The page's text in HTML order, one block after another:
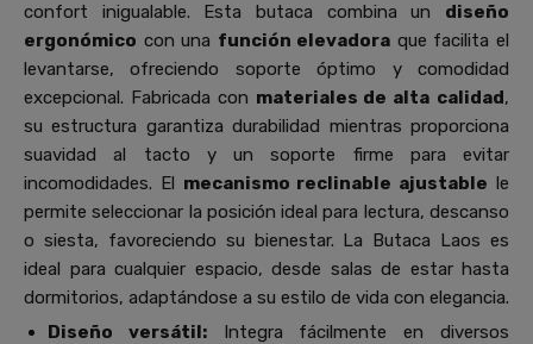
confort inigualable. Esta butaca combina un diseño
ergonómico con una función elevadora que facilita el
levantarse, ofreciendo soporte óptimo y comodidad
excepcional. Fabricada con materiales de alta calidad,
su estructura garantiza durabilidad mientras proporciona
suavidad al tacto y un soporte firme para evitar
incomodidades. El mecanismo reclinable ajustable le
permite seleccionar la posición ideal para lectura, descanso
o siesta, favoreciendo su bienestar. La Butaca Laos es
ideal para cualquier espacio, desde salas de estar hasta
dormitorios, adaptándose a su estilo de vida con elegancia.
Diseño versátil:Integra fácilmente en diversos